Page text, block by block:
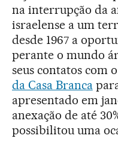
na interrupção da
israelense a um
desde 1967 a
perante o mundo
seus contatos com
da Casa Branca
apresentado em
anexação de até
possibilitou uma